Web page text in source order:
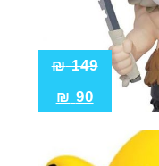
149
₪
90
₪